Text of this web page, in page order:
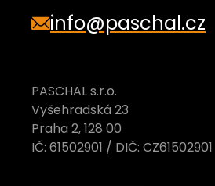
info@paschal.cz
PASCHAL s.r.o.
Vyšehradská 23
Praha 2, 128 00
IČ: 61502901 / DIČ: CZ61502901